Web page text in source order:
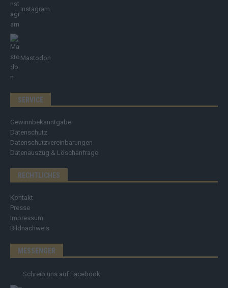
Instagram
Mastodon
SERVICE
Gewinnbekanntgabe
Datenschutz
Datenschutzvereinbarungen
Datenauszug & Löschanfrage
RECHTLICHES
Kontakt
Presse
Impressum
Bildnachweis
MESSENGER
Schreib uns auf Facebook